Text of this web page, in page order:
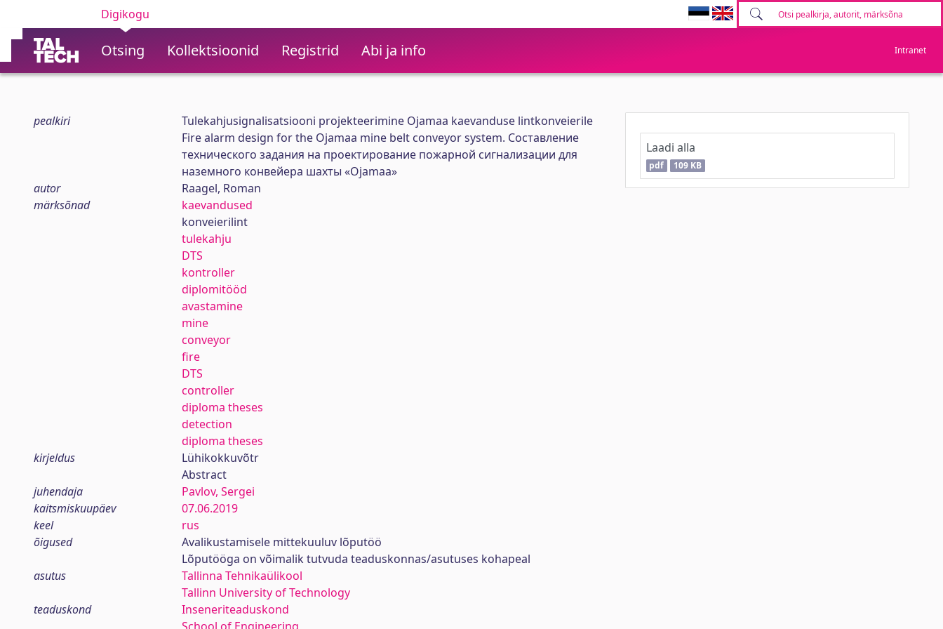
Digikogu
Otsing Kollektsioonid Registrid Abi ja info Intranet
pealkiri
Tulekahjusignalisatsiooni projekteerimine Ojamaa kaevanduse lintkonveierile
Fire alarm design for the Ojamaa mine belt conveyor system. Составление
технического задания на проектирование пожарной сигнализации для
наземного конвейера шахты «Ojamaa»
autor
Raagel, Roman
märksõnad
kaevandused
konveierilint
tulekahju
DTS
kontroller
diplomitööd
avastamine
mine
conveyor
fire
DTS
controller
diploma theses
detection
diploma theses
kirjeldus
Lühikokkuvõtr
Abstract
juhendaja
Pavlov, Sergei
kaitsmiskuupäev
07.06.2019
keel
rus
õigused
Avalikustamisele mittekuuluv lõputöö
Lõputööga on võimalik tutvuda teaduskonnas/asutuses kohapeal
asutus
Tallinna Tehnikaülikool
Tallinn University of Technology
teaduskond
Inseneriteaduskond
Laadi alla
pdf 109 KB